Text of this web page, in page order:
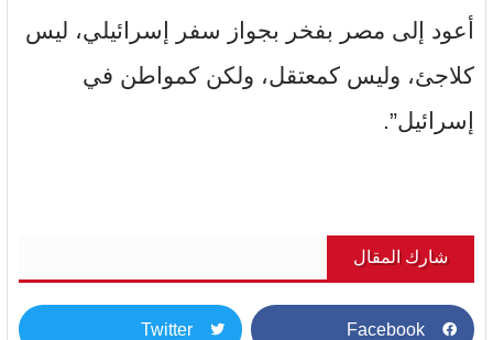
أعود إلى مصر بفخر بجواز سفر إسرائيلي، ليس
كلاجئ، وليس كمعتقل، ولكن كمواطن في
إسرائيل”.
شارك المقال
Facebook
Twitter